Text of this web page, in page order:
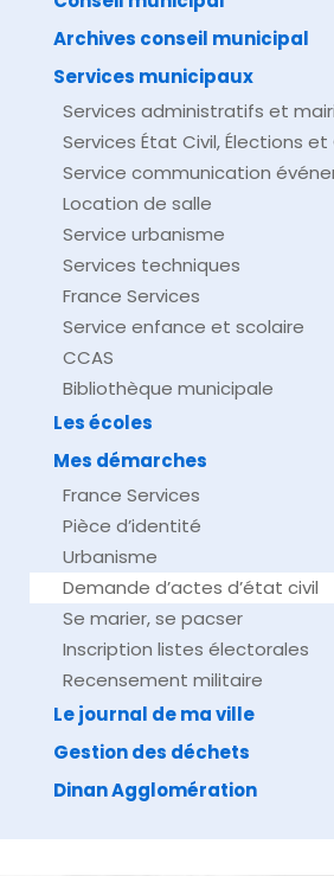
Archives conseil municipal
Services municipaux
Services administratifs et
Services État Civil, Élections
Service communication
Location de salle
Service urbanisme
Services techniques
France Services
Service enfance et scolaire
CCAS
Bibliothèque municipale
Les écoles
Mes démarches
France Services
Pièce d’identité
Urbanisme
Demande d’actes d’état civil
Se marier, se pacser
Inscription listes électorales
Recensement militaire
Le journal de ma ville
Gestion des déchets
Dinan Agglomération